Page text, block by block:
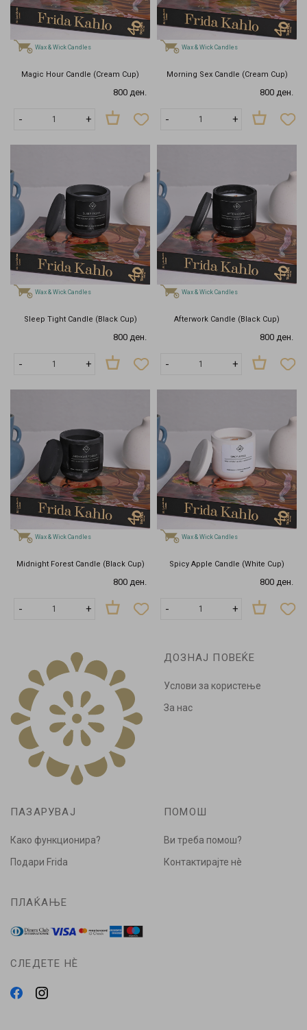
Wax & Wick Candles
Magic Hour Candle (Cream Cup)
800 ден.
- +
Wax & Wick Candles
Morning Sex Candle (Cream Cup)
800 ден.
- +
Wax & Wick Candles
Sleep Tight Candle (Black Cup)
800 ден.
- +
Wax & Wick Candles
Afterwork Candle (Black Cup)
800 ден.
- +
Wax & Wick Candles
Midnight Forest Candle (Black Cup)
800 ден.
- +
Wax & Wick Candles
Spicy Apple Candle (White Cup)
800 ден.
- +
ДОЗНАЈ ПОВЕЌЕ
Услови за користење
За нас
ПАЗАРУВАЈ
Како функционира?
Подари Frida
ПОМОШ
Ви треба помош?
Контактирајте нè
ПЛАЌАЊЕ
СЛЕДЕТЕ НÈ